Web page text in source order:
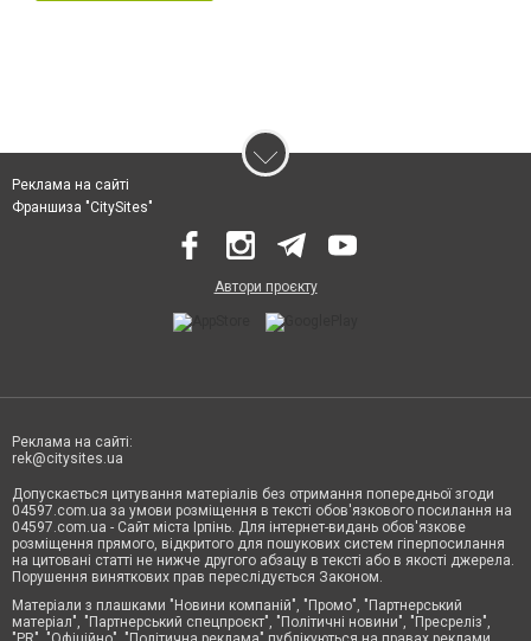
Реклама на сайті
Франшиза "CitySites"
Автори проєкту
Реклама на сайті:
rek@citysites.ua
Допускається цитування матеріалів без отримання попередньої згоди
04597.com.ua за умови розміщення в тексті обов'язкового посилання на
04597.com.ua - Сайт міста Ірпінь. Для інтернет-видань обов'язкове
розміщення прямого, відкритого для пошукових систем гіперпосилання
на цитовані статті не нижче другого абзацу в тексті або в якості джерела.
Порушення виняткових прав переслідується Законом.
Матеріали з плашками "Новини компаній", "Промо", "Партнерський
матеріал", "Партнерський спецпроєкт", "Політичні новини", "Пресреліз",